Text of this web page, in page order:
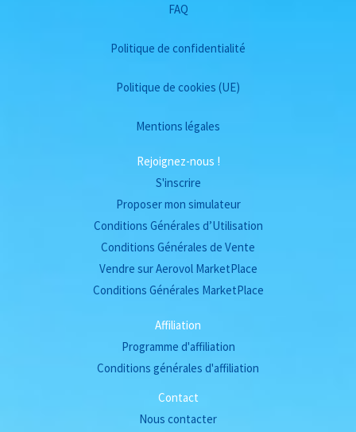
FAQ
Politique de confidentialité
Politique de cookies (UE)
Mentions légales
Rejoignez-nous !
S'inscrire
Proposer mon simulateur
Conditions Générales d’Utilisation
Conditions Générales de Vente
Vendre sur Aerovol MarketPlace
Conditions Générales MarketPlace
Affiliation
Programme d'affiliation
Conditions générales d'affiliation
Contact
Nous contacter